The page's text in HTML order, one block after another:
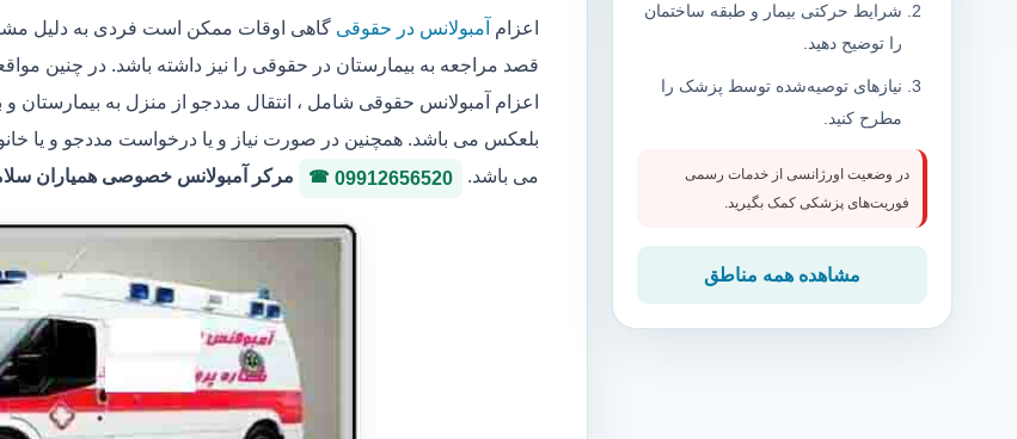
اعزام آمبولانس در حقوقی گاهی اوقات ممکن است فردی به دلیل
قصد مراجعه به بیمارستان در حقوقی را نیز داشته باشد. در چنین
اعزام آمبولانس حقوقی شامل ، انتقال مددجو از منزل به بیمارستان
بلعکس می باشد. همچنین در صورت نیاز و یا درخواست مددجو و یا
می باشد.
09912656520 مرکر آمبولانس خصوصی همیاران سلامت ایثار 36146400 شماره
شرایط حرکتی بیمار و طبقه ساختمان
را توضیح دهید.
نیازهای توصیه‌شده توسط پزشک را
مطرح کنید.
در وضعیت اورژانسی از خدمات رسمی
فوریت‌های پزشکی کمک بگیرید.
مشاهده همه مناطق